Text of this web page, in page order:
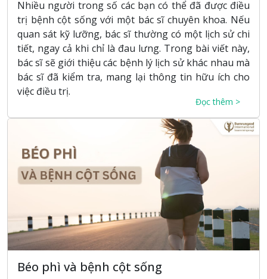
Nhiều người trong số các bạn có thể đã được điều
trị bệnh cột sống với một bác sĩ chuyên khoa. Nếu
quan sát kỹ lưỡng, bác sĩ thường có một lịch sử chi
tiết, ngay cả khi chỉ là đau lưng. Trong bài viết này,
bác sĩ sẽ giới thiệu các bệnh lý lịch sử khác nhau mà
bác sĩ đã kiểm tra, mang lại thông tin hữu ích cho
việc điều trị.
Đọc thêm >
Béo phì và bệnh cột sống